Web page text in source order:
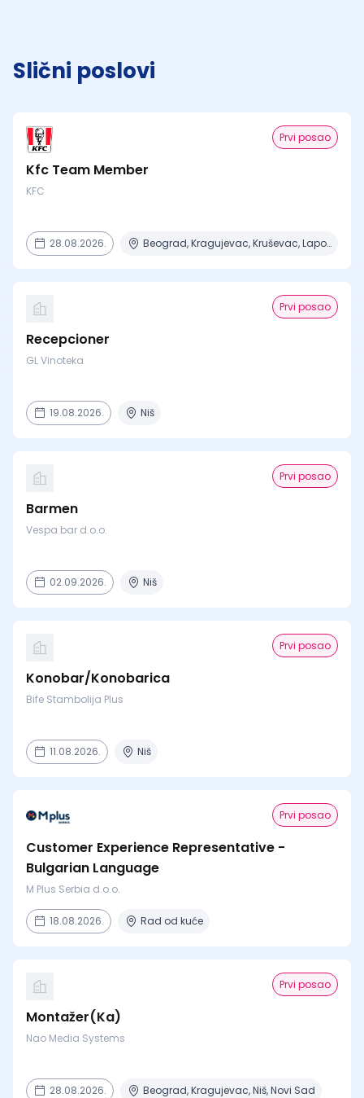
Slični poslovi
Prvi posao
Kfc Team Member
KFC
28.08.2026. Beograd, Kragujevac, Kruševac, Lapovo, Niš + 4 mesta
Prvi posao
Recepcioner
GL Vinoteka
19.08.2026. Niš
Prvi posao
Barmen
Vespa bar d.o.o.
02.09.2026. Niš
Prvi posao
Konobar/Konobarica
Bife Stambolija Plus
11.08.2026. Niš
Prvi posao
Customer Experience Representative -
Bulgarian Language
M Plus Serbia d.o.o.
18.08.2026. Rad od kuće
Prvi posao
Montažer(Ka)
Nao Media Systems
28.08.2026. Beograd, Kragujevac, Niš, Novi Sad